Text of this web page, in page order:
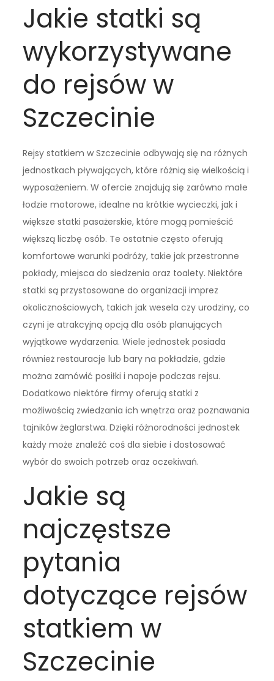
Jakie statki są
wykorzystywane
do rejsów w
Szczecinie
Rejsy statkiem w Szczecinie odbywają się na różnych
jednostkach pływających, które różnią się wielkością i
wyposażeniem. W ofercie znajdują się zarówno małe
łodzie motorowe, idealne na krótkie wycieczki, jak i
większe statki pasażerskie, które mogą pomieścić
większą liczbę osób. Te ostatnie często oferują
komfortowe warunki podróży, takie jak przestronne
pokłady, miejsca do siedzenia oraz toalety. Niektóre
statki są przystosowane do organizacji imprez
okolicznościowych, takich jak wesela czy urodziny, co
czyni je atrakcyjną opcją dla osób planujących
wyjątkowe wydarzenia. Wiele jednostek posiada
również restauracje lub bary na pokładzie, gdzie
można zamówić posiłki i napoje podczas rejsu.
Dodatkowo niektóre firmy oferują statki z
możliwością zwiedzania ich wnętrza oraz poznawania
tajników żeglarstwa. Dzięki różnorodności jednostek
każdy może znaleźć coś dla siebie i dostosować
wybór do swoich potrzeb oraz oczekiwań.
Jakie są
najczęstsze
pytania
dotyczące rejsów
statkiem w
Szczecinie